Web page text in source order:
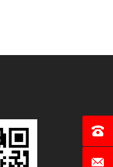
电话
邮箱